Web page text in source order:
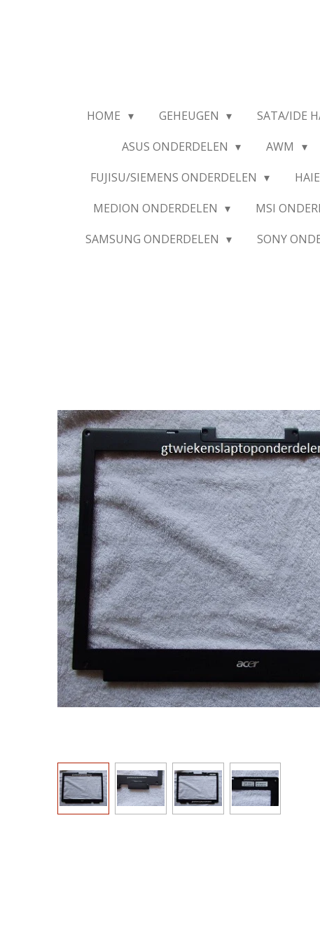
HOME GEHEUGEN SATA/IDE
ASUS ONDERDELEN
AWM
FUJISU/SIEMENS ONDERDELEN
MEDION ONDERDELEN
MSI
SAMSUNG ONDERDELEN
SONY